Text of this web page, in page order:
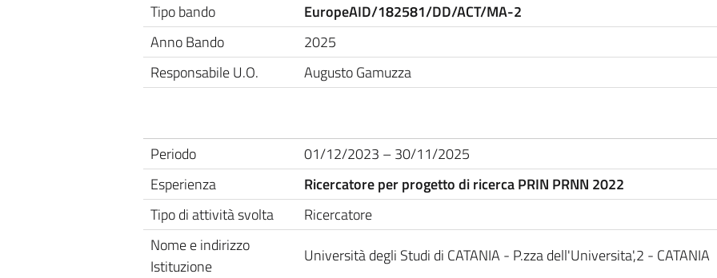
Tipo bando
EuropeAID/182581/DD/ACT/MA-2
Anno Bando
2025
Responsabile U.O.
Augusto Gamuzza
Periodo
01/12/2023 – 30/11/2025
Esperienza
Ricercatore per progetto di ricerca PRIN PRNN 2022
Tipo di attività svolta
Ricercatore
Nome e indirizzo
Istituzione
Università degli Studi di CATANIA - P.zza dell'Universita',2 - CATANIA